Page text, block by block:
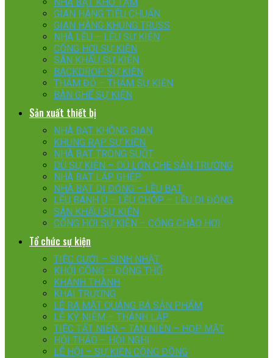
GIAN HÀNG TIÊU CHUẨN
GIAN HÀNG KHUNG TRUSS
NHÀ LỀU – LỀU SỰ KIỆN
CỔNG HƠI SỰ KIỆN
SÂN KHẤU SỰ KIỆN
BACKDROP SỰ KIỆN
THẢM ĐỎ – THẢM SỰ KIỆN
BÀN GHẾ SỰ KIỆN
Sản xuất thiết bị
NHÀ BẠT KHÔNG GIAN
KHUNG RẠP SỰ KIỆN
NHÀ BẠT TRONG SUỐT
DÙ SỰ KIỆN – DÙ LỚN CHE SÂN TRƯỜNG
NHÀ BẠT LẮP GHÉP
NHÀ BẠT DI ĐỘNG – LỀU BẠT
LỀU BÁNH Ú – LỀU CHÓP – LỀU DI ĐỘNG
SÂN KHẤU SỰ KIỆN
CỔNG HƠI SỰ KIỆN – CỔNG CHÀO HƠI
Tổ chức sự kiện
TIỆC CƯỚI – SINH NHẬT
KHỞI CÔNG – ĐỘNG THỔ
KHÁNH THÀNH
KHAI TRƯƠNG
LỄ RA MẮT QUÁNG BÁ SẢN PHẨM
LỄ KỶ NIỆM – THÀNH LẬP
TIỆC TẤT NIÊN – TÂN NIÊN – HỌP MẶT
HỘI THẢO – HỘI NGHỊ
LỄ HỘI – SỰ KIỆN CỘNG ĐỒNG